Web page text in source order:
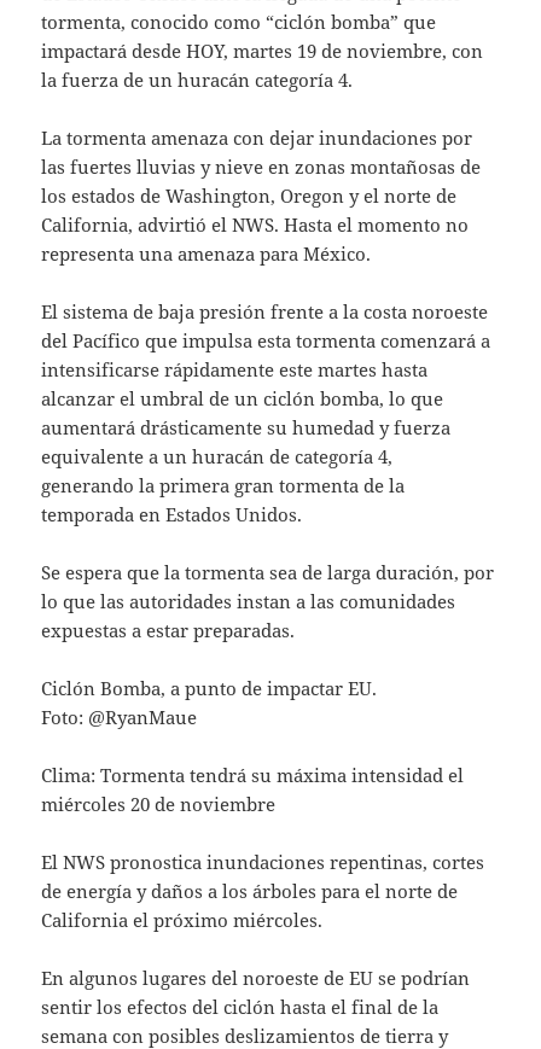
tormenta, conocido como “ciclón bomba” que
impactará desde HOY, martes 19 de noviembre, con
la fuerza de un huracán categoría 4.
La tormenta amenaza con dejar inundaciones por
las fuertes lluvias y nieve en zonas montañosas de
los estados de Washington, Oregon y el norte de
California, advirtió el NWS. Hasta el momento no
representa una amenaza para México.
El sistema de baja presión frente a la costa noroeste
del Pacífico que impulsa esta tormenta comenzará a
intensificarse rápidamente este martes hasta
alcanzar el umbral de un ciclón bomba, lo que
aumentará drásticamente su humedad y fuerza
equivalente a un huracán de categoría 4,
generando la primera gran tormenta de la
temporada en Estados Unidos.
Se espera que la tormenta sea de larga duración, por
lo que las autoridades instan a las comunidades
expuestas a estar preparadas.
Ciclón Bomba, a punto de impactar EU.
Foto: @RyanMaue
Clima: Tormenta tendrá su máxima intensidad el
miércoles 20 de noviembre
El NWS pronostica inundaciones repentinas, cortes
de energía y daños a los árboles para el norte de
California el próximo miércoles.
En algunos lugares del noroeste de EU se podrían
sentir los efectos del ciclón hasta el final de la
semana con posibles deslizamientos de tierra y